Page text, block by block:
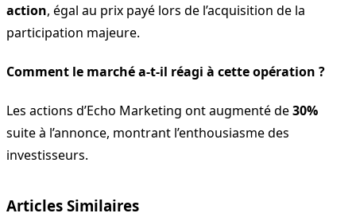
action, égal au prix payé lors de l’acquisition de la
participation majeure.
Comment le marché a-t-il réagi à cette opération ?
Les actions d’Echo Marketing ont augmenté de30%
suite à l’annonce, montrant l’enthousiasme des
investisseurs.
Articles Similaires